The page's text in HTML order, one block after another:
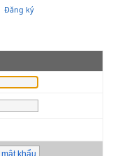
Đăng ký